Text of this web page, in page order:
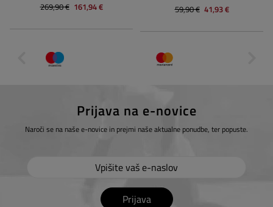
269,90 € 161,94 €
59,90 € 41,93 €
Prijava na e-novice
Naroči se na naše e-novice in prejmi naše aktualne ponudbe, ter popuste.
Prijava